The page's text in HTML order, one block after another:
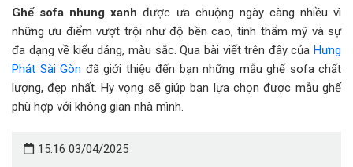
Ghế sofa nhung xanh được ưa chuộng ngày càng nhiều vì
những ưu điểm vượt trội như độ bền cao, tính thẩm mỹ và sự
đa dạng về kiểu dáng, màu sắc. Qua bài viết trên đây của Hưng
Phát Sài Gòn đã giới thiệu đến bạn những mẫu ghế sofa chất
lượng, đẹp nhất. Hy vọng sẽ giúp bạn lựa chọn được mẫu ghế
phù hợp với không gian nhà mình.
15:16 03/04/2025